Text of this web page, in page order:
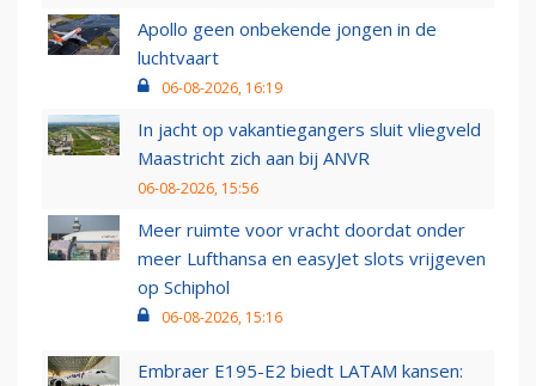
Apollo geen onbekende jongen in de
luchtvaart
06-08-2026, 16:19
In jacht op vakantiegangers sluit vliegveld
Maastricht zich aan bij ANVR
06-08-2026, 15:56
Meer ruimte voor vracht doordat onder
meer Lufthansa en easyJet slots vrijgeven
op Schiphol
06-08-2026, 15:16
Embraer E195-E2 biedt LATAM kansen: